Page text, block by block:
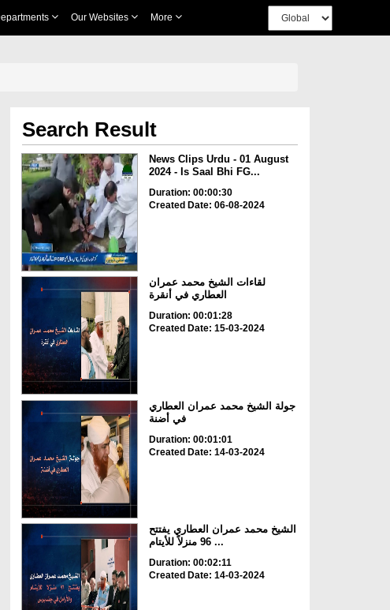
Our Websites More
Search Result
News Clips Urdu - 01 August
2024 - Is Saal Bhi FG...
Duration: 00:00:30
Created Date: 06-08-2024
لقاءات الشيخ محمد عمران
العطاري في أنقرة
Duration: 00:01:28
Created Date: 15-03-2024
جولة الشيخ محمد عمران العطاري
في أضنة
Duration: 00:01:01
Created Date: 14-03-2024
الشيخ محمد عمران العطاري يفتتح
96 منزلاً للأيتام ...
Duration: 00:02:11
Created Date: 14-03-2024